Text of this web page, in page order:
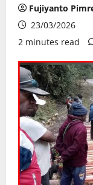
Fujiyanto
23/03/2026
2 minutes read